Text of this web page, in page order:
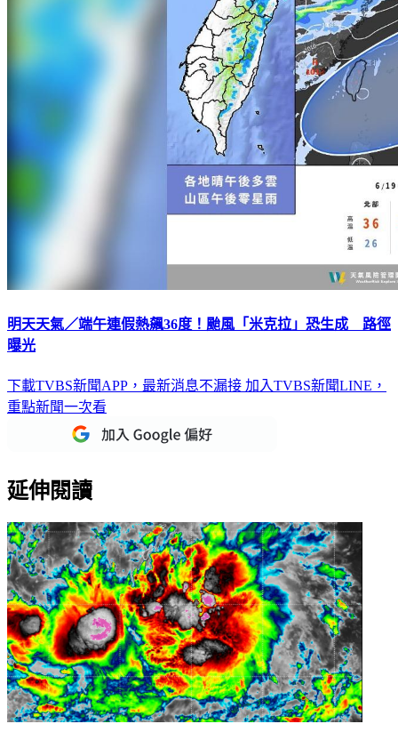
明天天氣／端午連假熱飆36度！颱風「米克拉」恐生成 路徑
曝光
下載TVBS新聞APP，最新消息不漏接 加入TVBS新聞LINE，
重點新聞一次看
延伸閱讀